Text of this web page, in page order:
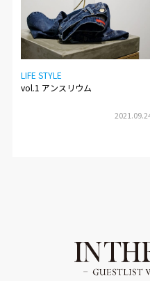
LIFE STYLE
vol.1 アンスリウム